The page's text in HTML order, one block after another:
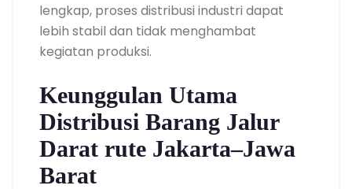
lengkap, proses distribusi industri dapat
lebih stabil dan tidak menghambat
kegiatan produksi.
Keunggulan Utama
Distribusi Barang Jalur
Darat rute Jakarta–Jawa
Barat